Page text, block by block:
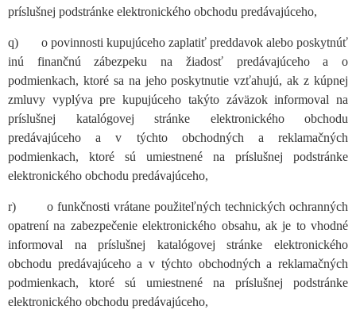
príslušnej podstránke elektronického obchodu predávajúceho,
q) o povinnosti kupujúceho zaplatiť preddavok alebo poskytnúť
inú finančnú zábezpeku na žiadosť predávajúceho a o
podmienkach, ktoré sa na jeho poskytnutie vzťahujú, ak z kúpnej
zmluvy vyplýva pre kupujúceho takýto záväzok informoval na
príslušnej katalógovej stránke elektronického obchodu
predávajúceho a v týchto obchodných a reklamačných
podmienkach, ktoré sú umiestnené na príslušnej podstránke
elektronického obchodu predávajúceho,
r) o funkčnosti vrátane použiteľných technických ochranných
opatrení na zabezpečenie elektronického obsahu, ak je to vhodné
informoval na príslušnej katalógovej stránke elektronického
obchodu predávajúceho a v týchto obchodných a reklamačných
podmienkach, ktoré sú umiestnené na príslušnej podstránke
elektronického obchodu predávajúceho,